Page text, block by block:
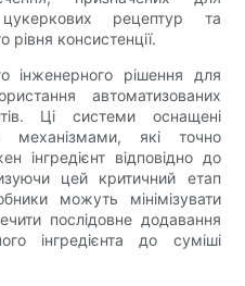
цукеркових рецептур та
рівня консистенції.
інженерного рішення для
автоматизованих
Ці системи оснащені
механізмами, які точно
інгредієнт відповідно до
цей критичний етап
можуть мінімізувати
послідовне додавання
інгредієнта до суміші